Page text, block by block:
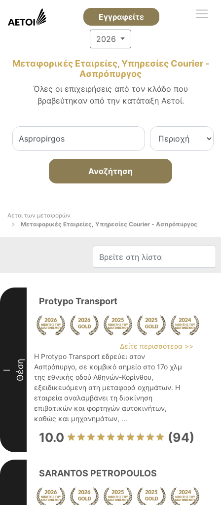
Εγγραφείτε
2026
Μεταφορικές Εταιρείες, Υπηρεσίες Courier -
Ασπρόπυργος
Όλες οι επιχειρήσεις από τον κλάδο που
βραβεύτηκαν από την κατάταξη Αετοί.
Αναζήτηση
Αετοί των μεταφορών
Μεταφορικές Εταιρείες, Υπηρεσίες Courier - Ασπρόπυργος
I Θέση
Protypo Transport
Δείτε περισσότερα >>
Η Protypo Transport εδρεύει στον
Ασπρόπυργο, σε κομβικό σημείο στο 17ο χλμ
της εθνικής οδού Αθηνών-Κορίνθου,
εξειδικευόμενη στη μεταφορά οχημάτων. Η
εταιρεία αναλαμβάνει τη διακίνηση
επιβατικών και φορτηγών αυτοκινήτων,
καθώς και μηχανημάτων, ...
10.0 (94)
SARANTOS PETROPOULOS